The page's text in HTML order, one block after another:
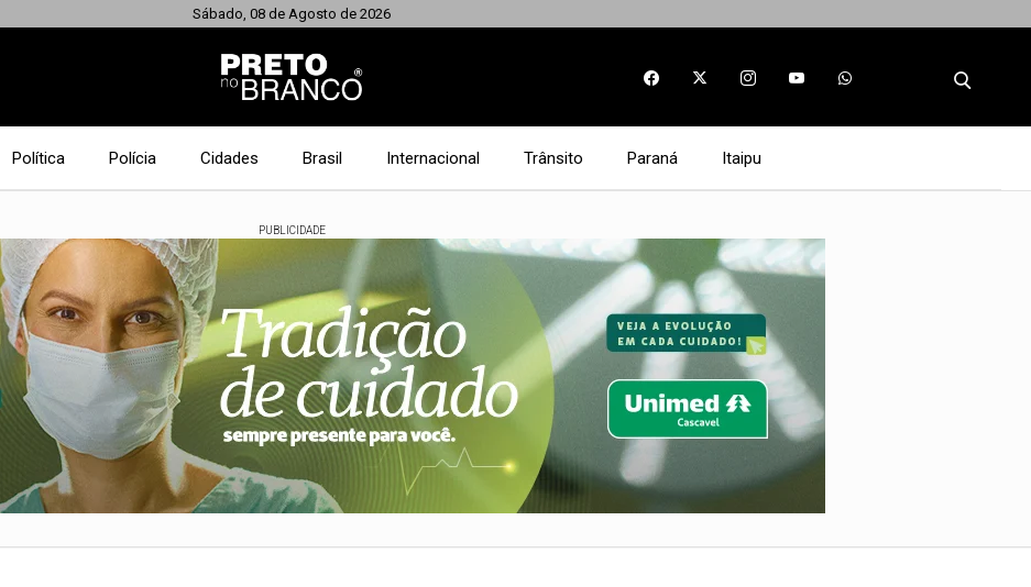
Sábado, 08 de Agosto de 2026
Política Polícia Cidades Brasil Internacional Trânsito Paraná Itaipu
PUBLICIDADE